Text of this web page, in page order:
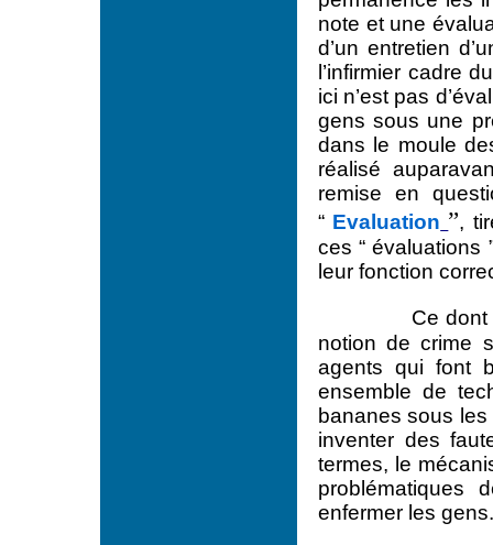
note et une
d’un entretien
l’infirmier cadre
ici n’est pas
gens sous une
dans le moule
réalisé
remise en
“ Evaluation ”,
ces “ évaluations
leur fonction
Ce
notion de crime
agents qui font
ensemble de
bananes sous
inventer des
termes, le
problématiques
enfermer les gens.